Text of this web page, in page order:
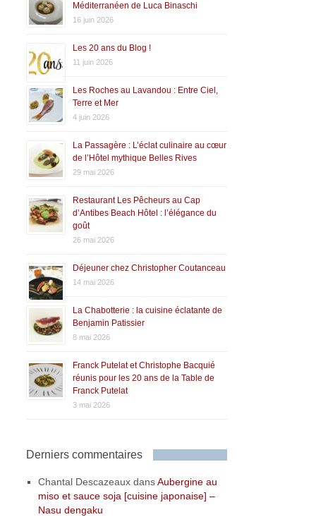
Méditerranéen de Luca Binaschi
16 juin 2026
Les 20 ans du Blog !
11 juin 2026
Les Roches au Lavandou : Entre Ciel,
Terre et Mer
4 juin 2026
La Passagère : L’éclat culinaire au cœur
de l’Hôtel mythique Belles Rives
29 mai 2026
Restaurant Les Pêcheurs au Cap
d’Antibes Beach Hôtel : l’élégance du
goût
26 mai 2026
Déjeuner chez Christopher Coutanceau
14 mai 2026
La Chabotterie : la cuisine éclatante de
Benjamin Patissier
8 mai 2026
Franck Putelat et Christophe Bacquié
réunis pour les 20 ans de la Table de
Franck Putelat
3 mai 2026
Derniers commentaires
Chantal Descazeaux dansAubergine au
miso et sauce soja [cuisine japonaise] –
Nasu dengaku